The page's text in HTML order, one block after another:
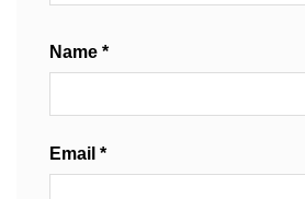
Name *
Email *